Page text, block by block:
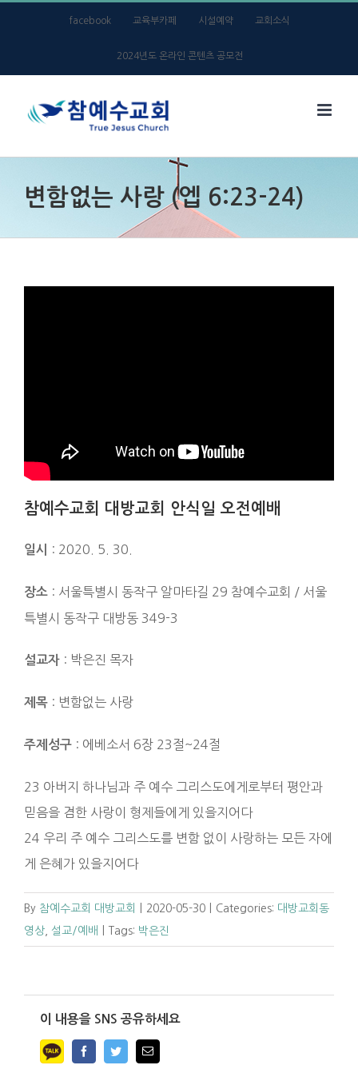
facebook 교육부카페 시설예약 교회소식
2024년도 온라인 콘텐츠 공모전
변함없는 사랑 (엡 6:23-24)
참예수교회 대방교회 안식일 오전예배
일시 : 2020. 5. 30.
장소 : 서울특별시 동작구 알마타길 29 참예수교회 / 서울
특별시 동작구 대방동 349-3
설교자 : 박은진 목자
제목 : 변함없는 사랑
주제성구 : 에베소서 6장 23절~24절
23 아버지 하나님과 주 예수 그리스도에게로부터 평안과
믿음을 겸한 사랑이 형제들에게 있을지어다
24 우리 주 예수 그리스도를 변함 없이 사랑하는 모든 자에
게 은혜가 있을지어다
By 참예수교회 대방교회 2020-05-30 Categories: 대방교회동
영상
설교/예배 Tags: 박은진
이 내용을 SNS 공유하세요
FacebookTwitterEmail